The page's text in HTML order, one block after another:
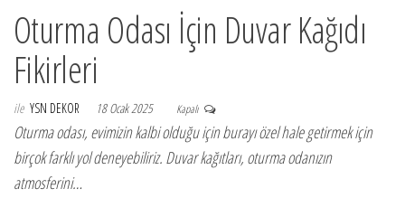
Oturma Odası İçin Duvar Kağıdı
Fikirleri
ile YSN DEKOR 18 Ocak 2025 Kapalı
Oturma odası, evimizin kalbi olduğu için burayı özel hale getirmek için
birçok farklı yol deneyebiliriz. Duvar kağıtları, oturma odanızın
atmosferini…